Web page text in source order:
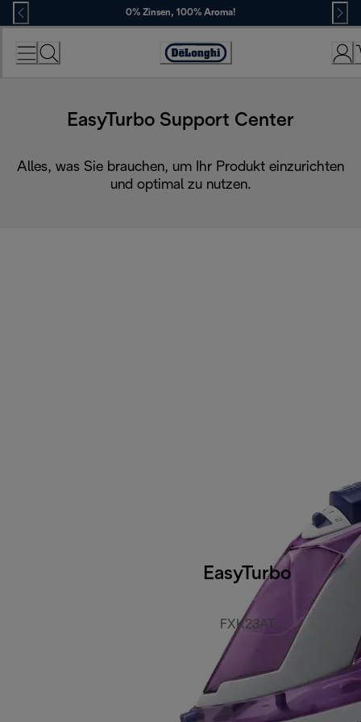
Skip
to
Content
0% Zinsen, 100% Aroma!
Erklärung
EasyTurbo Support Center
Alles, was Sie brauchen, um Ihr Produkt einzurichten
und optimal zu nutzen.
EasyTurbo
FXK23AT